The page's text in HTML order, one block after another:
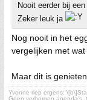
Nooit eerder bij
Zeker leuk ja
Nog nooit in het
vergelijken met
Maar dit is genieten
Yvonne riep ergens:
Geen verborgen agenda's,